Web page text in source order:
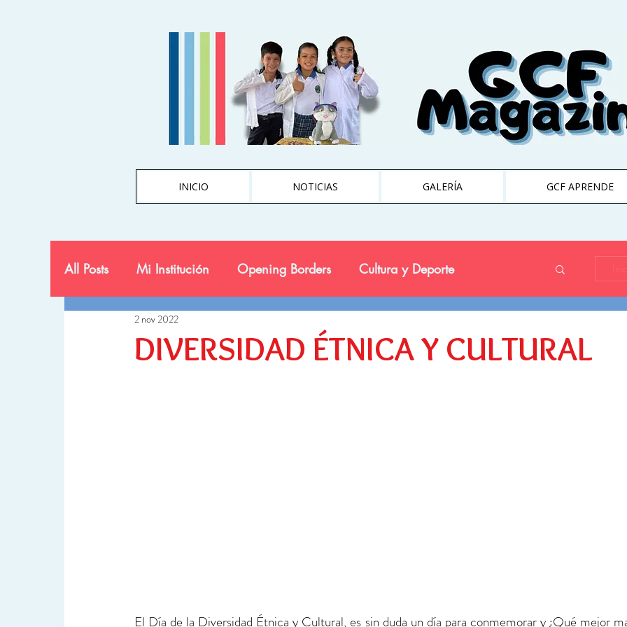
INICIO NOTICIAS GALERÍA GCF APRENDE
All Posts Mi Institución Opening Borders Cultura y Deporte
Ciencia y Tecnología
DIVERSIDAD ÉTNICA Y CULTURAL
2 nov 2022
El Día de la Diversidad Étnica y Cultural, es sin duda un día para conmemorar y ¿Qué mejor